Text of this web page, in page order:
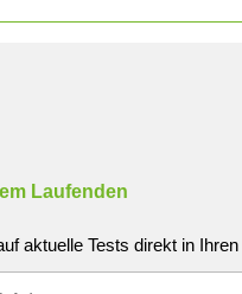
Laufenden
aktuelle Tests direkt in